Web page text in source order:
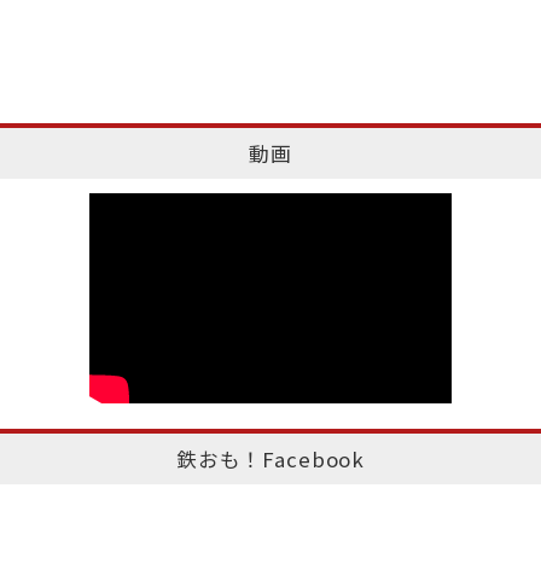
動画
鉄おも！Facebook